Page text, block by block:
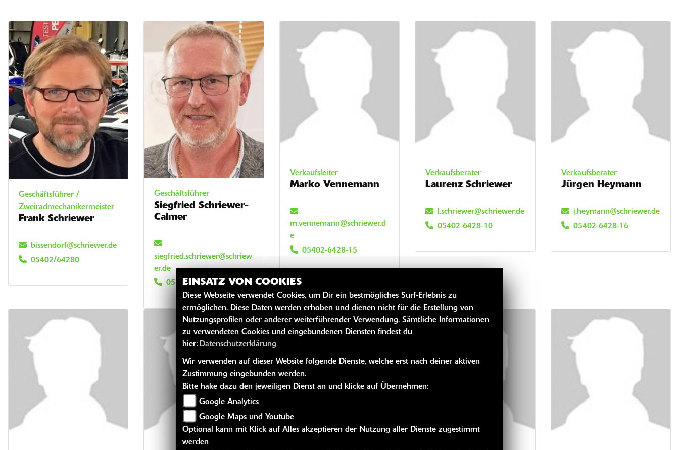
Geschäftsführer /
Zweiradmechanikermeister
Frank Schriewer
bissendorf@schriewer.de
05402/64280
Geschäftsführer
Siegfried Schriewer-
Calmer
siegfried.schriewer@schriew
er.de
05402/6428-23
Verkaufsleiter
Marko Vennemann
m.vennemann@schriewer.d
e
05402-6428-15
Verkaufsberater
Laurenz Schriewer
l.schriewer@schriewer.de
05402-6428-10
Verkaufsberater
Jürgen Heymann
j.heymann@schriewer.de
05402-6428-16
EINSATZ VON COOKIES
Diese Webseite verwendet Cookies, um Dir ein bestmögliches Surf-Erlebnis zu
ermöglichen. Diese Daten werden erhoben und dienen nicht für die Erstellung von
Nutzungsprofilen oder anderer weiterführender Verwendung. Sämtliche Informationen
zu verwendeten Cookies und eingebundenen Diensten findest du
hier: Datenschutzerklärung
Wir verwenden auf dieser Website folgende Dienste, welche erst nach deiner aktiven
Zustimmung eingebunden werden.
Bitte hake dazu den jeweiligen Dienst an und klicke auf Übernehmen:
Google Analytics
Google Maps und Youtube
Optional kann mit Klick auf Alles akzeptieren der Nutzung aller Dienste zugestimmt
werden